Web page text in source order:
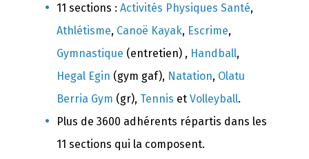
11 sections : Activités Physiques Santé,
Athlétisme, Canoë Kayak, Escrime,
Gymnastique (entretien) , Handball,
Hegal Egin (gym gaf), Natation, Olatu
Berria Gym (gr), Tennis et Volleyball.
Plus de 3600 adhérents répartis dans les
11 sections qui la composent.